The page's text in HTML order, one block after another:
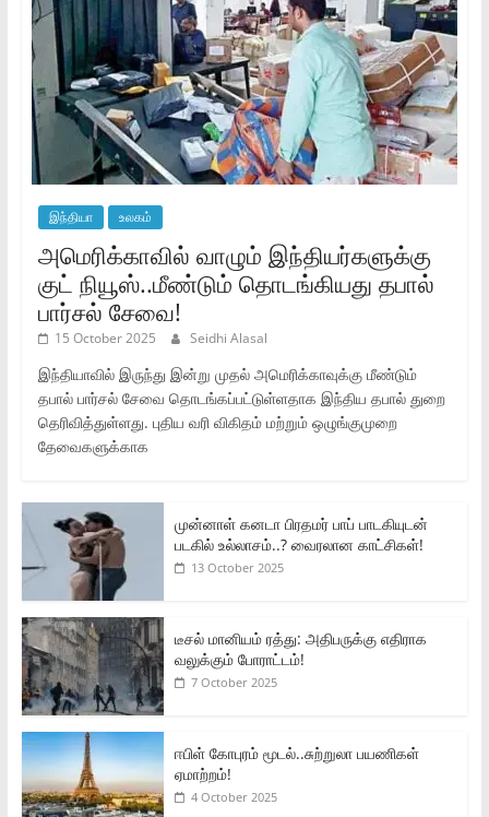
இந்தியா உலகம்
அமெரிக்காவில் வாழும் இந்தியர்களுக்கு
குட் நியூஸ்..மீண்டும் தொடங்கியது தபால்
பார்சல் சேவை!
15 October 2025 Seidhi Alasal
இந்தியாவில் இருந்து இன்று முதல் அமெரிக்காவுக்கு மீண்டும்
தபால் பார்சல் சேவை தொடங்கப்பட்டுள்ளதாக இந்திய தபால் துறை
தெரிவித்துள்ளது. புதிய வரி விகிதம் மற்றும் ஒழுங்குமுறை
தேவைகளுக்காக
முன்னாள் கனடா பிரதமர் பாப் பாடகியுடன்
படகில் உல்லாசம்..? வைரலான காட்சிகள்!
13 October 2025
டீசல் மானியம் ரத்து: அதிபருக்கு எதிராக
வலுக்கும் போராட்டம்!
7 October 2025
ஈபிள் கோபுரம் மூடல்..சுற்றுலா பயணிகள்
ஏமாற்றம்!
4 October 2025